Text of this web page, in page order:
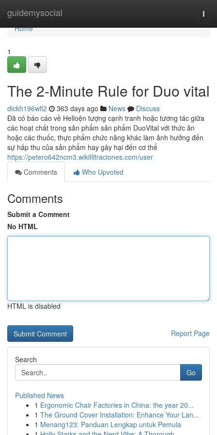
guidemysocial
Home
Home
1
The 2-Minute Rule for Duo vital
dickh196wfl2 363 days ago News
Discuss
Đã có báo cáo về Helloện tượng cạnh tranh hoặc tương tác giữa
các hoạt chất trong sản phẩm sản phẩm DuoVital với thức ăn
hoặc các thuốc, thực phẩm chức năng khác làm ảnh hưởng đến
sự hấp thu của sản phẩm hay gây hại đến cơ thể
https://petero642ncm3.wikifiltraciones.com/user
Comments
Who Upvoted
Comments
Submit a Comment
No HTML
HTML is disabled
Report Page
Search
Go
Published News
1 Ergonomic Chair Factories in China: the year 20...
1 The Ground Cover Installation: Enhance Your Lan...
1 Menang123: Panduan Lengkap untuk Pemula